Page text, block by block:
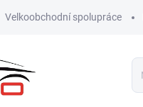
Velkoobchodní spolupráce